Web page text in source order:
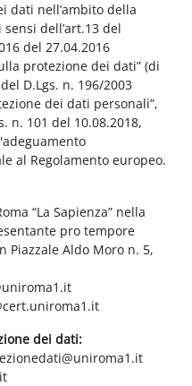
dati nell’ambito della
dell’art.13 del
del 27.04.2016
protezione dei dati” (di
D.Lgs. n. 196/2003
dei dati personali”,
n. 101 del 10.08.2018,
al Regolamento europeo.
“La Sapienza” nella
pro tempore
Piazzale Aldo Moro n. 5,
dei dati: